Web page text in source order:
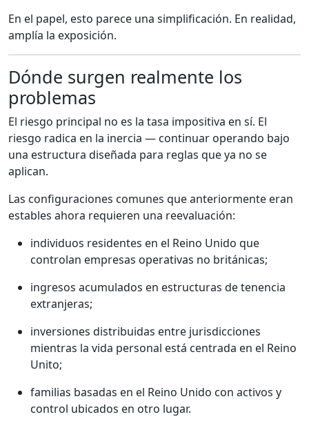
En el papel, esto parece una simplificación. En realidad,
amplía la exposición.
Dónde surgen realmente los
problemas
El riesgo principal no es la tasa impositiva en sí. El
riesgo radica en la inercia — continuar operando bajo
una estructura diseñada para reglas que ya no se
aplican.
Las configuraciones comunes que anteriormente eran
estables ahora requieren una reevaluación:
individuos residentes en el Reino Unido que
controlan empresas operativas no británicas;
ingresos acumulados en estructuras de tenencia
extranjeras;
inversiones distribuidas entre jurisdicciones
mientras la vida personal está centrada en el Reino
Unito;
familias basadas en el Reino Unido con activos y
control ubicados en otro lugar.